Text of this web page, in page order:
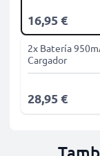
16,95 €
2x Batería
Cargador
28,95 €